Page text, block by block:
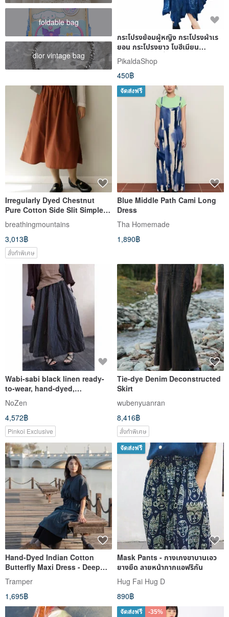
foldable bag
dior vintage bag
กระโปรงย้อมผู้หญิง กระโปรงผ้าเร
ยอน กระโปรงยาว โบฮีเมียน
กระโปรงบาน สีน้ำเงิน
PikaldaShop
450฿
Irregularly Dyed Chestnut
Pure Cotton Side Slit Simple
Skirt
breathingmountains
3,013฿
สั่งทำพิเศษ
จัดส่งฟรี
Blue Middle Path Cami Long
Dress
Tha Homemade
1,890฿
Wabi-sabi black linen ready-
to-wear, hand-dyed,
sculptural, minimalist skirt
NoZen
4,572฿
Pinkoi Exclusive
Tie-dye Denim Deconstructed
Skirt
wubenyuanran
8,416฿
สั่งทำพิเศษ
Hand-Dyed Indian Cotton
Butterfly Maxi Dress - Deep
Sea Blue
Tramper
1,695฿
จัดส่งฟรี
Mask Pants - กางเกงขาบานเอว
ยางยืด ลายหน้ากากแอฟริกัน
Hug Fai Hug D
890฿
จัดส่งฟรี -35%